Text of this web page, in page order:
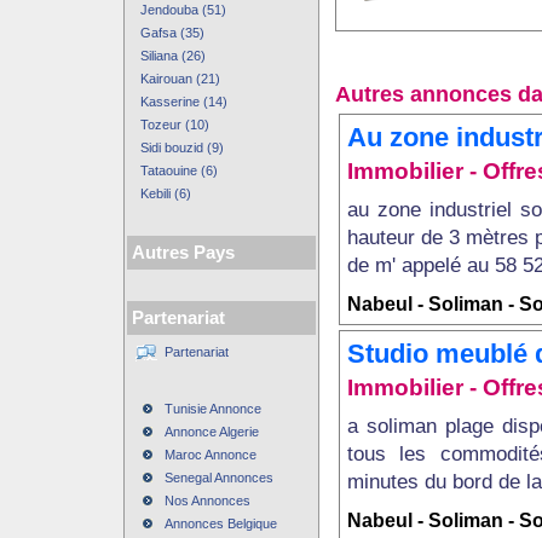
Jendouba (51)
Gafsa (35)
Siliana (26)
Kairouan (21)
Kasserine (14)
Tozeur (10)
Sidi bouzid (9)
Tataouine (6)
Kebili (6)
Autres Pays
Partenariat
Partenariat
Tunisie Annonce
Annonce Algerie
Maroc Annonce
Senegal Annonces
Nos Annonces
Annonces Belgique
Autres annonces
Au zone
Immobilier -
au zone industriel
hauteur de 3 mètres
de m' appelé au 58
Nabeul - Soliman -
Studio meublé
Immobilier -
a soliman plage
tous les
minutes du bord de
Nabeul - Soliman -